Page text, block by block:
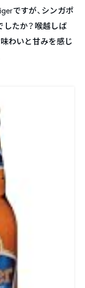
ですが、シンガポ
たか？喉越しば
わいと甘みを感じ